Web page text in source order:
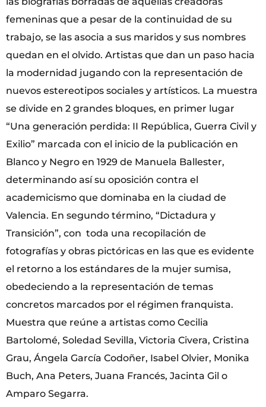
femeninas que a pesar de la continuidad de su
trabajo, se las asocia a sus maridos y sus nombres
quedan en el olvido. Artistas que dan un paso hacia
la modernidad jugando con la representación de
nuevos estereotipos sociales y artísticos. La muestra
se divide en 2 grandes bloques, en primer lugar
“Una generación perdida: II República, Guerra Civil y
Exilio” marcada con el inicio de la publicación en
Blanco y Negro en 1929 de Manuela Ballester,
determinando así su oposición contra el
academicismo que dominaba en la ciudad de
Valencia. En segundo término, “Dictadura y
Transición”, con toda una recopilación de
fotografías y obras pictóricas en las que es evidente
el retorno a los estándares de la mujer sumisa,
obedeciendo a la representación de temas
concretos marcados por el régimen franquista.
Muestra que reúne a artistas como Cecilia
Bartolomé, Soledad Sevilla, Victoria Civera, Cristina
Grau, Ángela García Codoñer, Isabel Olvier, Monika
Buch, Ana Peters, Juana Francés, Jacinta Gil o
Amparo Segarra.